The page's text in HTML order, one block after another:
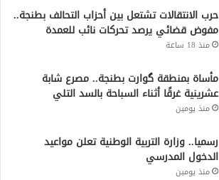
حرب الانتقالات تشتعل بين أحزاب التحالف بطنجة..
مفوض قضائي يرصد تحركات نائب للعمدة
منذ 18 ساعة
مأساة بمنطقة گوارت بطنجة.. مصرع شابة
عشرينية غرقًا أثناء السباحة بالسد التلي
منذ يومين
رسميا.. وزارة التربية الوطنية تعلن مواعيد
الدخول المدرسي
منذ يومين